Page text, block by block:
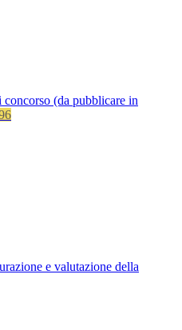
concorso (da pubblicare in
e valutazione della